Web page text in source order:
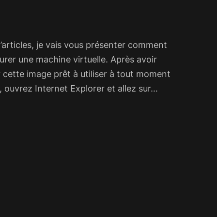
je vais vous présenter comment
une machine virtuelle. Après avoir
image prêt à utiliser à tout moment
ouvrez Internet Explorer et allez sur…